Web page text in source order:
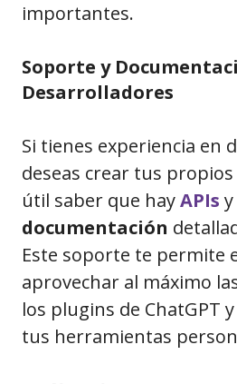
importantes.
Soporte y
Desarrolladores
Si tienes experiencia en
deseas crear tus
útil saber que hayAPIs y
documentación
Este soporte te permite
aprovechar al máximo
los plugins de ChatGPT
tus herramientas